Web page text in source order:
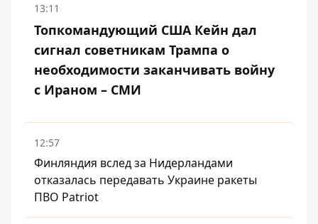
13:11
Топкомандующий США Кейн дал
сигнал советникам Трампа о
необходимости заканчивать войну
с Ираном – СМИ
12:57
Финляндия вслед за Нидерландами
отказалась передавать Украине ракеты
ПВО Patriot